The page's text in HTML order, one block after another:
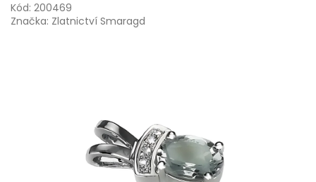
Kód: 200469
Značka: Zlatnictví Smaragd